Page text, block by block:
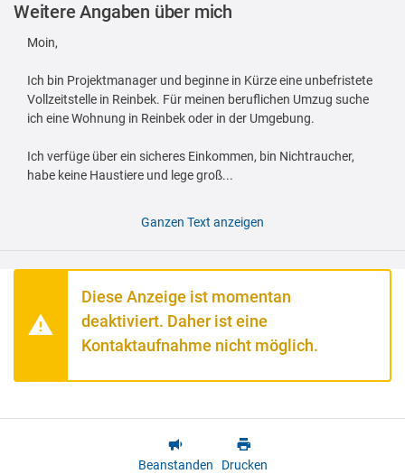
Weitere Angaben über mich
Moin,
Ich bin Projektmanager und beginne in Kürze eine unbefristete
Vollzeitstelle in Reinbek. Für meinen beruflichen Umzug suche
ich eine Wohnung in Reinbek oder in der Umgebung.
Ich verfüge über ein sicheres Einkommen, bin Nichtraucher,
habe keine Haustiere und lege groß...
Ganzen Text anzeigen
Diese Anzeige ist momentan
deaktiviert. Daher ist eine
Kontaktaufnahme nicht möglich.
Beanstanden Drucken